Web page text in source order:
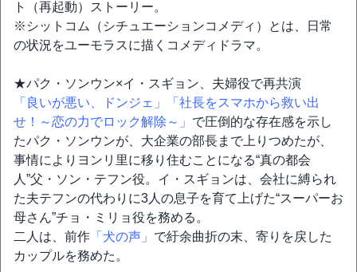
ト（再起動）ストーリー。
※シットコム（シチュエーションコメディ）とは、日常
の状況をユーモラスに描くコメディドラマ。
★パク・ソンウン×イ・スギョン、夫婦役で再共演
「良いが悪い、ドンジェ」
「社長をスマホから救い出
せ！～恋の力でロック解除～」 で圧倒的な存在感を示し
たパク・ソンウンが、大企業の部長まで上りつめたが、
事情によりヨンリ里に移り住むことになる“真の都会
人”父・ソン・テフン役。イ・スギョンは、会社に縛られ
た夫テフンの代わりに3人の息子を育て上げた“スーパーお
母さん”チョ・ミリョ役を務める。
二人は、前作 「犬の声」 で紆余曲折の末、寄りを戻した
カップルを務めた。